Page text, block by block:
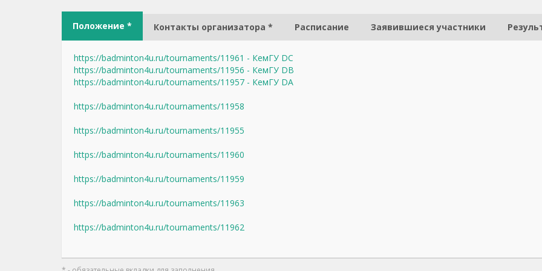
Положение * Контакты организатора * Расписание Заявившиеся участники
https://badminton4u.ru/tournaments/11961 - КемГУ DC
https://badminton4u.ru/tournaments/11956 - КемГУ DB
https://badminton4u.ru/tournaments/11957 - КемГУ DA
https://badminton4u.ru/tournaments/11958
https://badminton4u.ru/tournaments/11955
https://badminton4u.ru/tournaments/11960
https://badminton4u.ru/tournaments/11959
https://badminton4u.ru/tournaments/11963
https://badminton4u.ru/tournaments/11962